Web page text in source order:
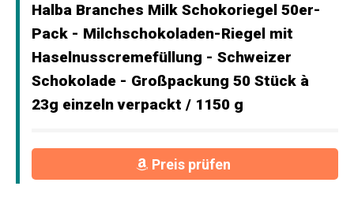
Halba Branches Milk Schokoriegel 50er-
Pack - Milchschokoladen-Riegel mit
Haselnusscremefüllung - Schweizer
Schokolade - Großpackung 50 Stück à
23g einzeln verpackt / 1150 g
Preis prüfen